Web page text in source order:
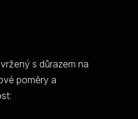
s důrazem na
poměry a